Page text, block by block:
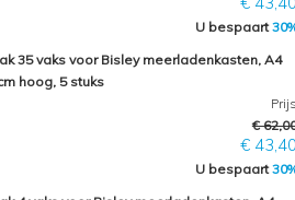
U bespaart
35 vaks voor Bisley meerladenkasten, A4
hoog, 5 stuks
Prijs
€
€ 43,40
U bespaart